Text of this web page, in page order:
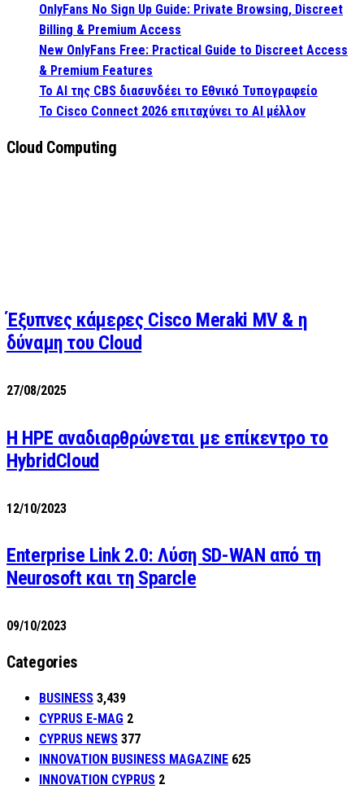
OnlyFans No Sign Up Guide: Private Browsing, Discreet
Billing & Premium Access
New OnlyFans Free: Practical Guide to Discreet Access
& Premium Features
Το AI της CBS διασυνδέει το Εθνικό Τυπογραφείο
Το Cisco Connect 2026 επιταχύνει το AI μέλλον
Cloud Computing
Έξυπνες κάμερες Cisco Meraki MV & η
δύναμη του Cloud
27/08/2025
H HPE αναδιαρθρώνεται με επίκεντρο το
HybridCloud
12/10/2023
Enterprise Link 2.0: Λύση SD-WAN από τη
Neurosoft και τη Sparcle
09/10/2023
Categories
BUSINESS 3,439
CYPRUS E-MAG 2
CYPRUS NEWS 377
INNOVATION BUSINESS MAGAZINE 625
INNOVATION CYPRUS 2